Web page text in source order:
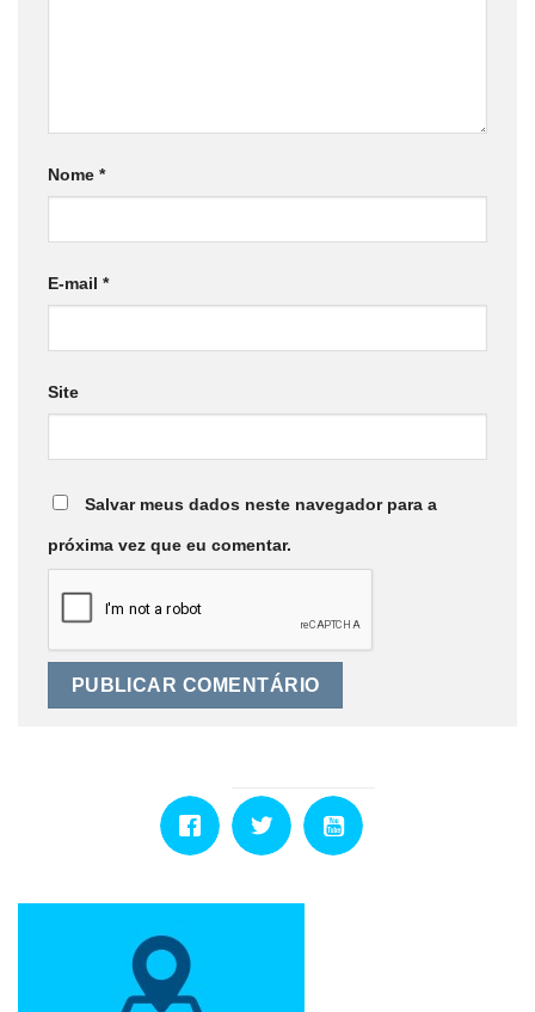
Nome *
E-mail *
Site
Salvar meus dados neste navegador para a
próxima vez que eu comentar.